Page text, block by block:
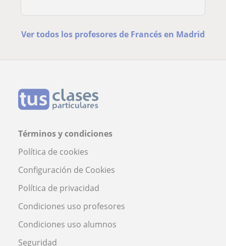
Ver todos los profesores de Francés en Madrid
Términos y condiciones
Política de cookies
Configuración de Cookies
Política de privacidad
Condiciones uso profesores
Condiciones uso alumnos
Seguridad